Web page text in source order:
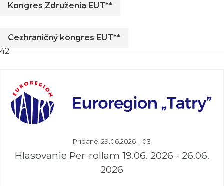
Kongres Združenia EUT**
Cezhraničný kongres EUT**
42
Pridané: 29.06.2026 --03
Hlasovanie Per-rollam 19.06. 2026 - 26.06.
2026